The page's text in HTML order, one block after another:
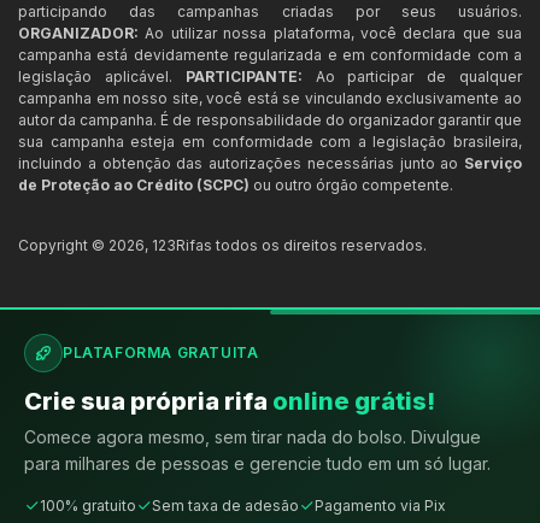
participando das campanhas criadas por seus usuários.
ORGANIZADOR: Ao utilizar nossa plataforma, você declara que sua
campanha está devidamente regularizada e em conformidade com a
legislação aplicável. PARTICIPANTE: Ao participar de qualquer
campanha em nosso site, você está se vinculando exclusivamente ao
autor da campanha. É de responsabilidade do organizador garantir que
sua campanha esteja em conformidade com a legislação brasileira,
incluindo a obtenção das autorizações necessárias junto ao Serviço
de Proteção ao Crédito (SCPC) ou outro órgão competente.
Copyright © 2026, 123Rifas todos os direitos reservados.
PLATAFORMA GRATUITA
Crie sua própria rifa online grátis!
Comece agora mesmo, sem tirar nada do bolso. Divulgue
para milhares de pessoas e gerencie tudo em um só lugar.
100% gratuito Sem taxa de adesão Pagamento via Pix